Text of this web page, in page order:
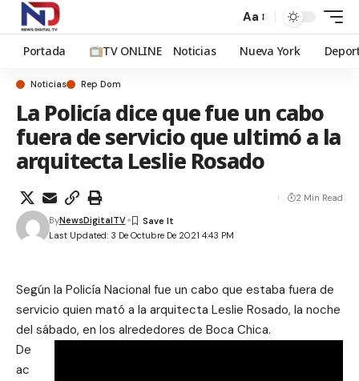
Aa
Portada TV ONLINE Noticias Nueva York
Noticias Rep Dom
La Policía dice que fue un cabo
fuera de servicio que ultimó a la
arquitecta Leslie Rosado
Last Updated: 3 De Octubre De 2021 4:43 PM
ByNewsDigitalTV
2 Min Read
Según la Policía Nacional fue un cabo que estaba fuera de
servicio quien mató a la arquitecta Leslie Rosado, la noche
del sábado, en los alrededores de Boca Chica.
De
ac